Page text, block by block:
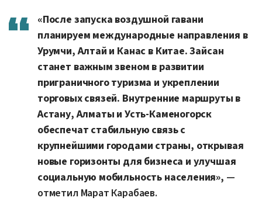
«После запуска воздушной гавани
планируем международные направления в
Урумчи, Алтай и Канас в Китае. Зайсан
станет важным звеном в развитии
приграничного туризма и укреплении
торговых связей. Внутренние маршруты в
Астану, Алматы и Усть-Каменогорск
обеспечат стабильную связь с
крупнейшими городами страны, открывая
новые горизонты для бизнеса и улучшая
социальную мобильность населения», —
отметил Марат Карабаев.